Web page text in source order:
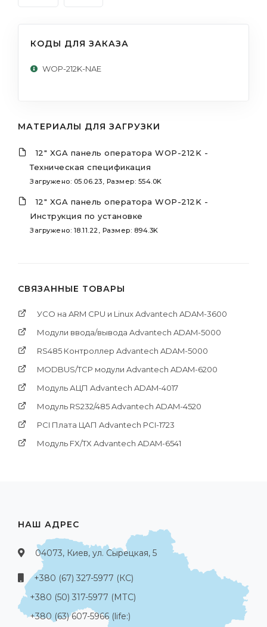
КОДЫ ДЛЯ ЗАКАЗА
WOP-212K-NAE
МАТЕРИАЛЫ ДЛЯ ЗАГРУЗКИ
12" XGA панель оператора WOP-212K -
Техническая спецификация
Загружено: 05.06.23, Размер: 554.0K
12" XGA панель оператора WOP-212K -
Инструкция по установке
Загружено: 18.11.22, Размер: 894.3K
СВЯЗАННЫЕ ТОВАРЫ
УСО на ARM CPU и Linux Advantech ADAM-3600
Модули ввода/вывода Advantech ADAM-5000
RS485 Контроллер Advantech ADAM-5000
MODBUS/TCP модули Advantech ADAM-6200
Модуль АЦП Advantech ADAM-4017
Модуль RS232/485 Advantech ADAM-4520
PCI Платa ЦАП Advantech PCI-1723
Модуль FX/TX Advantech ADAM-6541
НАШ АДРЕС
04073, Киев, ул. Сырецкая, 5
+380 (67) 327-5977 (КС)
+380 (50) 317-5977 (МТС)
+380 (63) 607-5966 (life:)